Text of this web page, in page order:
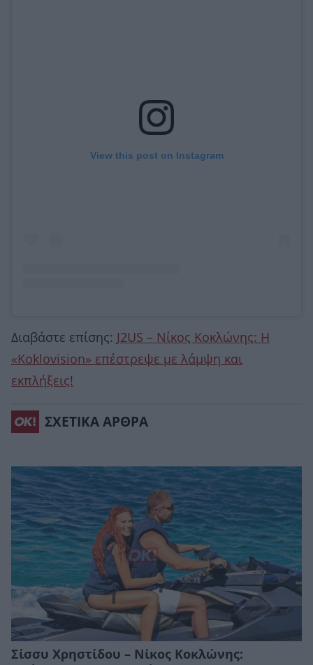
View this post on Instagram
Διαβάστε επίσης:
J2US – Νίκος Κοκλώνης: Η
«Koklovision» επέστρεψε με λάμψη και
εκπλήξεις!
ΣΧΕΤΙΚΑ ΑΡΘΡΑ
Σίσσυ Χρηστίδου – Νίκος Κοκλώνης: